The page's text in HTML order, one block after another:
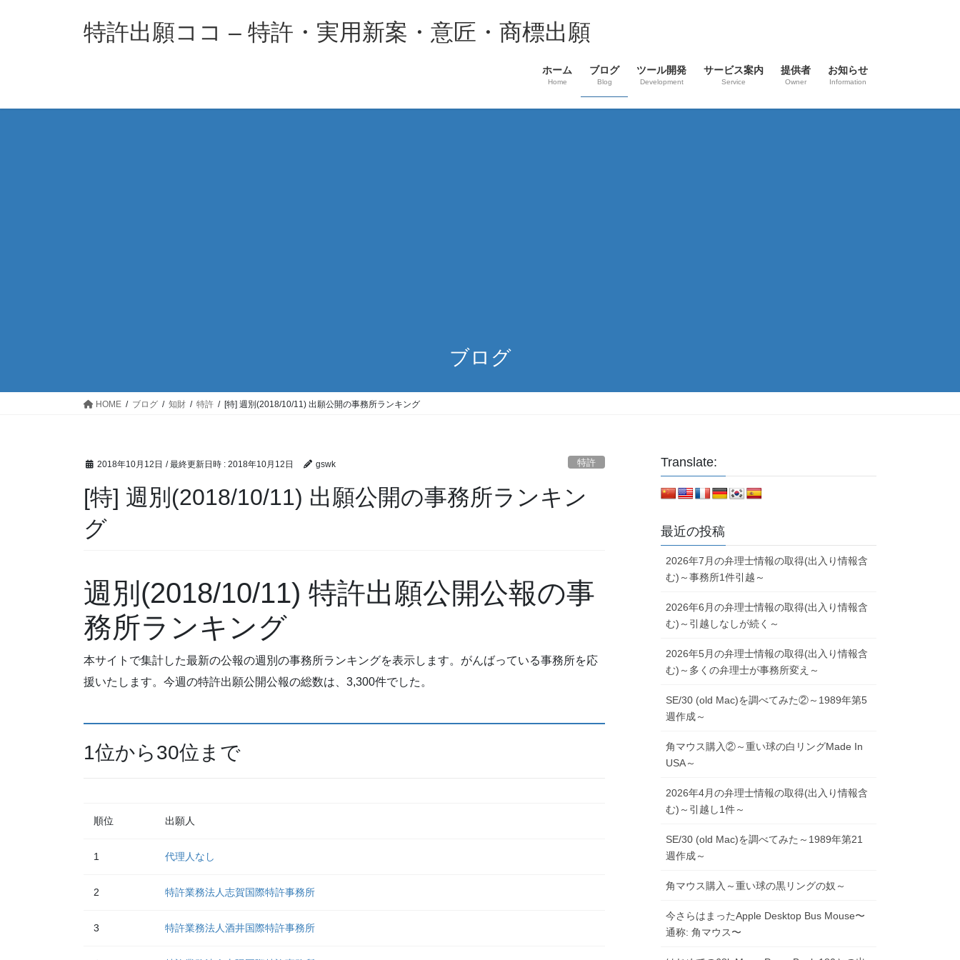
ス
ン
特許出願ココ – 特許・実用新案・意匠・商標出願
ホーム
Home
ブログ
Blog
ツール開発
Development
サービス案内
Service
提供者
Owner
お知らせ
Information
ブログ
HOME ブログ 知財 特許 [特] 週別(2018/10/11) 出願公開の事務所ランキング
2018年10月12日 / 最終更新日時 : 2018年10月12日 gswk 特許
[特] 週別(2018/10/11) 出願公開の事務所ランキン
グ
週別(2018/10/11) 特許出願公開公報の事
務所ランキング
本サイトで集計した最新の公報の週別の事務所ランキングを表示します。がんばっている事務所を応
援いたします。今週の特許出願公開公報の総数は、3,300件でした。
1位から30位まで
順位 出願人
1 代理人なし
2 特許業務法人志賀国際特許事務所
3 特許業務法人酒井国際特許事務所
Translate:
最近の投稿
2026年7月の弁理士情報の取得(出入り情報含
む)～事務所1件引越～
2026年6月の弁理士情報の取得(出入り情報含
む)～引越しなしが続く～
2026年5月の弁理士情報の取得(出入り情報含
む)～多くの弁理士が事務所変え～
SE/30 (old Mac)を調べてみた②～1989年第5
週作成～
角マウス購入②～重い球の白リングMade In
USA～
2026年4月の弁理士情報の取得(出入り情報含
む)～引越し1件～
SE/30 (old Mac)を調べてみた～1989年第21
週作成～
角マウス購入～重い球の黒リングの奴～
今さらはまったApple Desktop Bus Mouse〜
通称: 角マウス〜